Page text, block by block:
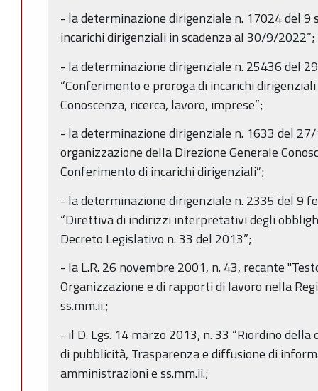
- la determinazione dirigenziale n. 17024 del
incarichi dirigenziali in scadenza al 30/9/2022”;
- la determinazione dirigenziale n. 25436 del
“Conferimento e proroga di incarichi
Conoscenza, ricerca, lavoro, imprese”;
- la determinazione dirigenziale n. 1633 del
organizzazione della Direzione Generale
Conferimento di incarichi dirigenziali”;
- la determinazione dirigenziale n. 2335 del 9
“Direttiva di indirizzi interpretativi degli
Decreto Legislativo n. 33 del 2013”;
- la L.R. 26 novembre 2001, n. 43, recante
Organizzazione e di rapporti di lavoro nella
ss.mm.ii.;
- il D. Lgs. 14 marzo 2013, n. 33 “Riordino
di pubblicità, Trasparenza e diffusione di
amministrazioni e ss.mm.ii.;